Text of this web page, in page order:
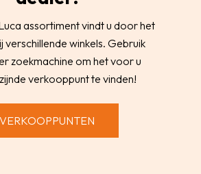
assortiment vindt u door het
verschillende winkels. Gebruik
zoekmachine om het voor u
verkooppunt te vinden!
VERKOOPPUNTEN